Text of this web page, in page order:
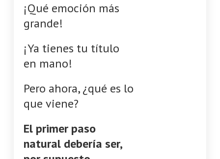
¡Qué emoción más
grande!
¡Ya tienes tu título
en mano!
Pero ahora, ¿qué es lo
que viene?
El primer paso
natural debería ser,